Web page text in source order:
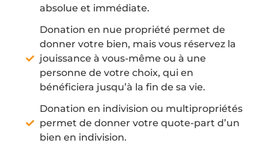
absolue et immédiate.
Donation en nue propriété permet de
donner votre bien, mais vous réservez la
jouissance à vous-même ou à une
personne de votre choix, qui en
bénéficiera jusqu’à la fin de sa vie.
Donation en indivision ou multipropriétés
permet de donner votre quote-part d’un
bien en indivision.